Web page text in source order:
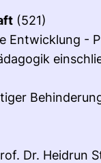
(521)
Entwicklung -
Dr. Heidrun